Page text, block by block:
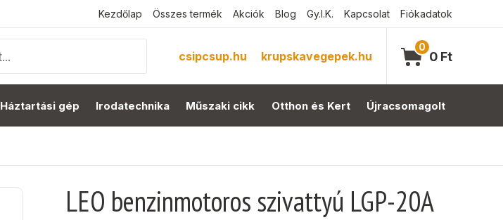
Kezdőlap Összes termék Akciók Blog Gy.I.K. Kapcsolat Fiókadatok
csipcsup.hu krupskavegepek.hu
0
0 Ft
Háztartási gép Irodatechnika Műszaki cikk Otthon és Kert Újracsomagolt
LEO benzinmotoros szivattyú LGP-20A